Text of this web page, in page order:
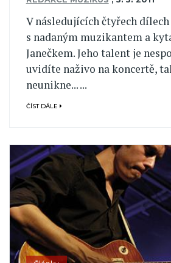
V následujících čtyřech
s nadaným muzikantem a
Janečkem. Jeho talent je
uvidíte naživo na koncertě,
neunikne... ...
ČÍST DÁLE